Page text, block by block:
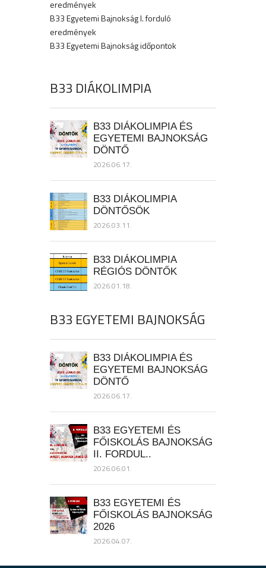
eredmények
B33 Egyetemi Bajnokság I. forduló
eredmények
B33 Egyetemi Bajnokság időpontok
B33 DIÁKOLIMPIA
B33 DIÁKOLIMPIA ÉS
EGYETEMI BAJNOKSÁG
DÖNTŐ
2026.06.17.
B33 DIÁKOLIMPIA
DÖNTŐSÖK
2026.03.11.
B33 DIÁKOLIMPIA
RÉGIÓS DÖNTŐK
2026.01.18.
B33 EGYETEMI BAJNOKSÁG
B33 DIÁKOLIMPIA ÉS
EGYETEMI BAJNOKSÁG
DÖNTŐ
2026.06.17.
B33 EGYETEMI ÉS
FŐISKOLÁS BAJNOKSÁG
II. FORDUL..
2026.06.01.
B33 EGYETEMI ÉS
FŐISKOLÁS BAJNOKSÁG
2026
2026.04.07.